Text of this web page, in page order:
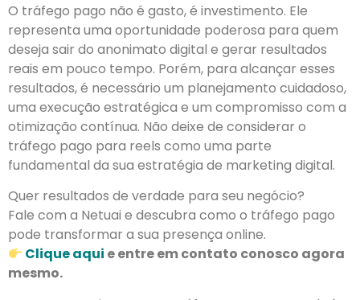
O tráfego pago não é gasto, é investimento. Ele
representa uma oportunidade poderosa para quem
deseja sair do anonimato digital e gerar resultados
reais em pouco tempo. Porém, para alcançar esses
resultados, é necessário um planejamento cuidadoso,
uma execução estratégica e um compromisso com a
otimização contínua. Não deixe de considerar o
tráfego pago para reels como uma parte
fundamental da sua estratégia de marketing digital.
Quer resultados de verdade para seu negócio?
Fale com a Netuai e descubra como o tráfego pago
pode transformar a sua presença online.
Clique aqui e entre em contato conosco agora
mesmo.